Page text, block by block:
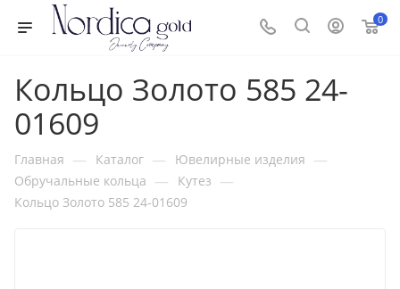
0
Кольцо Золото 585 24-
01609
Главная — Каталог — Ювелирные изделия —
Обручальные кольца — Кутез —
Кольцо Золото 585 24-01609